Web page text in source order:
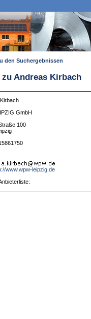
den Suchergebnissen
zu Andreas Kirbach
GmbH
100
www.wpw-leipzig.de